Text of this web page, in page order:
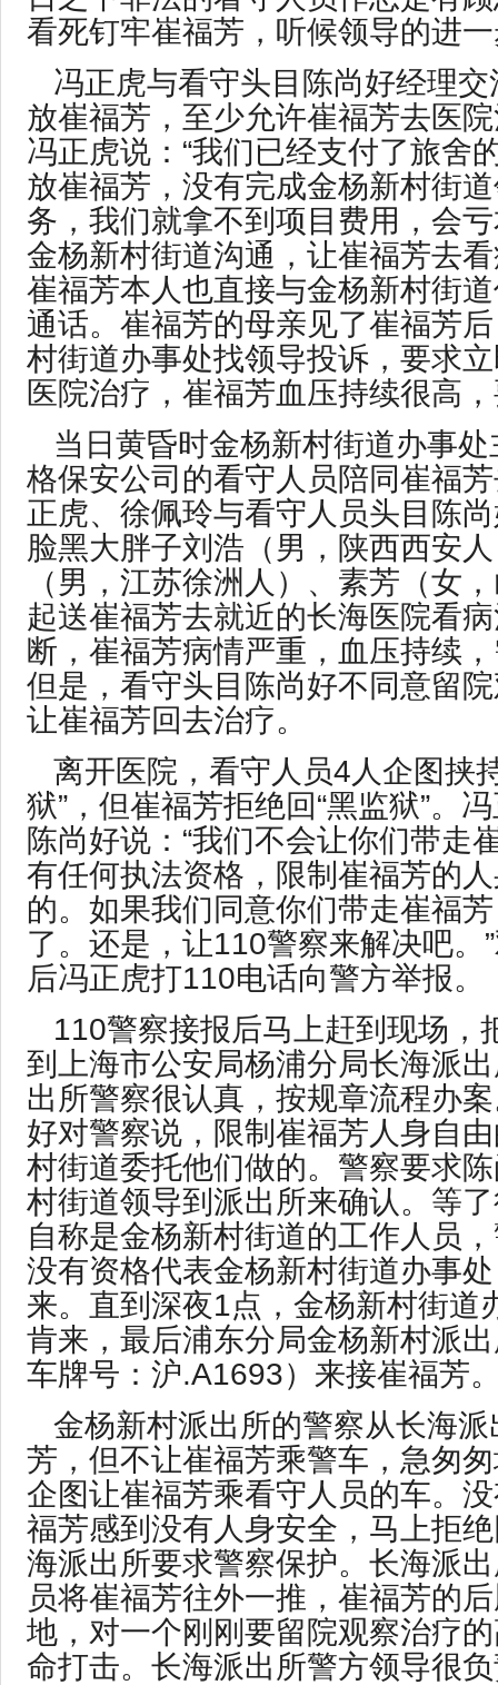
看死钉牢崔福芳，听候领导的进
冯正虎与看守头目陈尚好经理
放崔福芳，至少允许崔福芳去医
冯正虎说：“我们已经支付了旅舍
放崔福芳，没有完成金杨新村街
务，我们就拿不到项目费用，会
金杨新村街道沟通，让崔福芳去
崔福芳本人也直接与金杨新村街
通话。崔福芳的母亲见了崔福芳
村街道办事处找领导投诉，要求
医院治疗，崔福芳血压持续很高
当日黄昏时金杨新村街道办事
格保安公司的看守人员陪同崔福
正虎、徐佩玲与看守人员头目陈
脸黑大胖子刘浩（男，陕西西安
（男，江苏徐洲人）、素芳（女
起送崔福芳去就近的长海医院看
断，崔福芳病情严重，血压持续
但是，看守头目陈尚好不同意留
让崔福芳回去治疗。
离开医院，看守人员4人企图挟
狱”，但崔福芳拒绝回“黑监狱”。
陈尚好说：“我们不会让你们带走
有任何执法资格，限制崔福芳的
的。如果我们同意你们带走崔福
了。还是，让110警察来解决吧。
后冯正虎打110电话向警方举报。
110警察接报后马上赶到现场，
到上海市公安局杨浦分局长海派
出所警察很认真，按规章流程办
好对警察说，限制崔福芳人身自
村街道委托他们做的。警察要求
村街道领导到派出所来确认。等
自称是金杨新村街道的工作人员
没有资格代表金杨新村街道办事
来。直到深夜1点，金杨新村街道
肯来，最后浦东分局金杨新村派
车牌号：沪.A1693）来接崔福芳
金杨新村派出所的警察从长海
芳，但不让崔福芳乘警车，急匆
企图让崔福芳乘看守人员的车。
福芳感到没有人身安全，马上拒
海派出所要求警察保护。长海派
员将崔福芳往外一推，崔福芳的
地，对一个刚刚要留院观察治疗
命打击。长海派出所警方领导很